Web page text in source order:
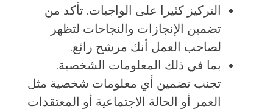
التركيز كثيرا على الواجبات. تأكد من
تضمين الإنجازات والنجاحات لتظهر
لصاحب العمل أنك مرشح رائع.
بما في ذلك المعلومات الشخصية.
تجنب تضمين أي معلومات شخصية مثل
العمر أو الحالة الاجتماعية أو المعتقدات